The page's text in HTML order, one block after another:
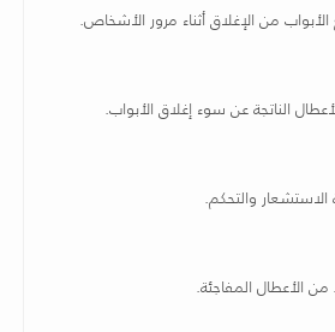
من الإغلاق أثناء مرور الأشخاص.
الناتجة عن سوء إغلاق الأبواب.
والتحكم.
من الأعطال المفاجئة.